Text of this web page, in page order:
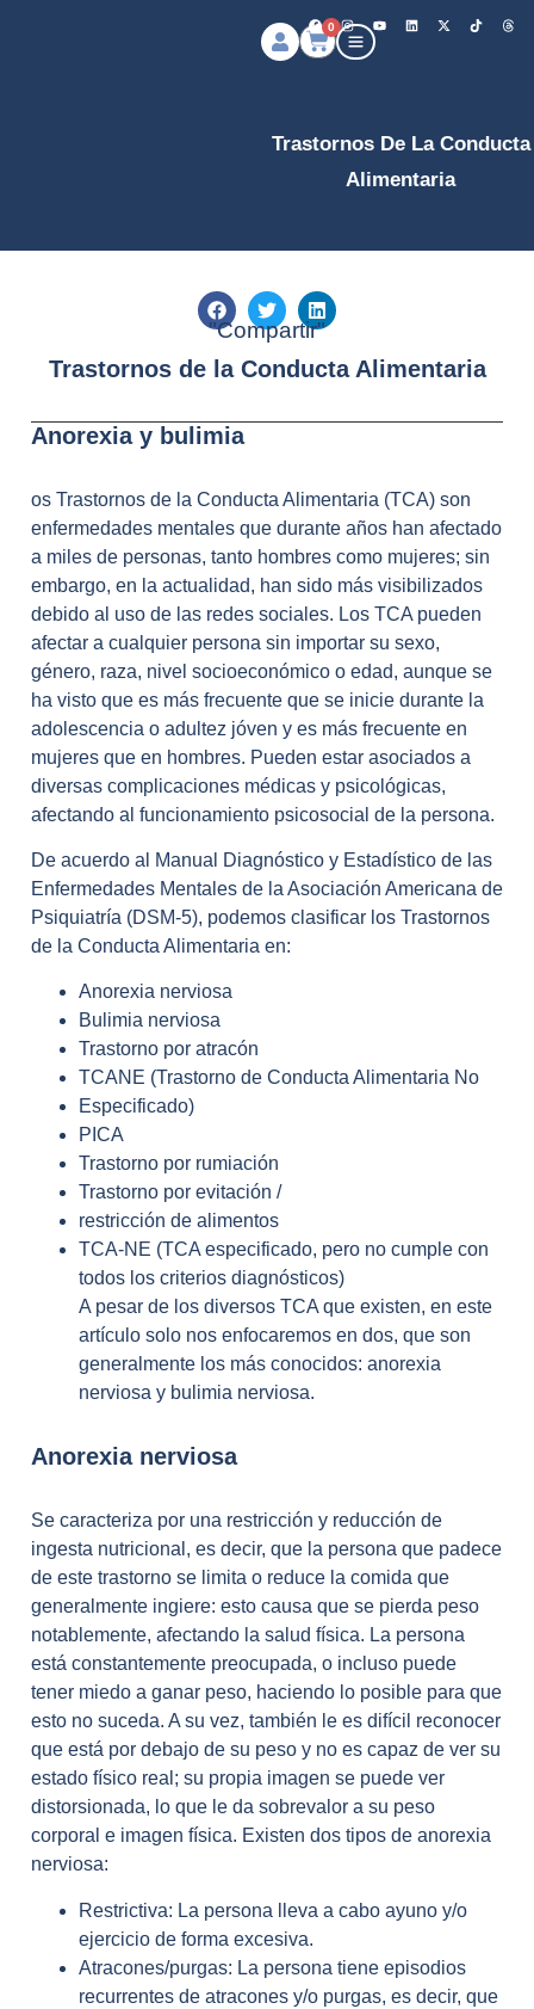
0
Trastornos De La Conducta
Alimentaria
"Compartir"
Trastornos de la Conducta Alimentaria
Anorexia y bulimia
os Trastornos de la Conducta Alimentaria (TCA) son
enfermedades mentales que durante años han afectado
a miles de personas, tanto hombres como mujeres; sin
embargo, en la actualidad, han sido más visibilizados
debido al uso de las redes sociales. Los TCA pueden
afectar a cualquier persona sin importar su sexo,
género, raza, nivel socioeconómico o edad, aunque se
ha visto que es más frecuente que se inicie durante la
adolescencia o adultez jóven y es más frecuente en
mujeres que en hombres. Pueden estar asociados a
diversas complicaciones médicas y psicológicas,
afectando al funcionamiento psicosocial de la persona.
De acuerdo al Manual Diagnóstico y Estadístico de las
Enfermedades Mentales de la Asociación Americana de
Psiquiatría (DSM-5), podemos clasificar los Trastornos
de la Conducta Alimentaria en:
Anorexia nerviosa
Bulimia nerviosa
Trastorno por atracón
TCANE (Trastorno de Conducta Alimentaria No
Especificado)
PICA
Trastorno por rumiación
Trastorno por evitación /
restricción de alimentos
TCA-NE (TCA especificado, pero no cumple con
todos los criterios diagnósticos)
A pesar de los diversos TCA que existen, en este
artículo solo nos enfocaremos en dos, que son
generalmente los más conocidos: anorexia
nerviosa y bulimia nerviosa.
Anorexia nerviosa
Se caracteriza por una restricción y reducción de
ingesta nutricional, es decir, que la persona que padece
de este trastorno se limita o reduce la comida que
generalmente ingiere: esto causa que se pierda peso
notablemente, afectando la salud física. La persona
está constantemente preocupada, o incluso puede
tener miedo a ganar peso, haciendo lo posible para que
esto no suceda. A su vez, también le es difícil reconocer
que está por debajo de su peso y no es capaz de ver su
estado físico real; su propia imagen se puede ver
distorsionada, lo que le da sobrevalor a su peso
corporal e imagen física. Existen dos tipos de anorexia
nerviosa:
Restrictiva: La persona lleva a cabo ayuno y/o
ejercicio de forma excesiva.
Atracones/purgas: La persona tiene episodios
recurrentes de atracones y/o purgas, es decir, que